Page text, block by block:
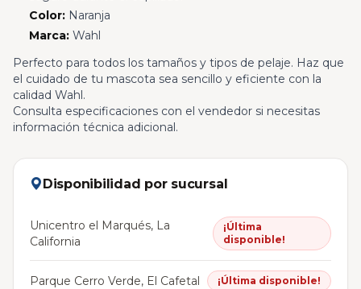
Color:Naranja
Marca:Wahl
Perfecto para todos los tamaños y tipos de pelaje. Haz que
el cuidado de tu mascota sea sencillo y eficiente con la
calidad Wahl.
Consulta especificaciones con el vendedor si necesitas
información técnica adicional.
Disponibilidad por sucursal
Unicentro el Marqués, La
California
¡Última
disponible!
Parque Cerro Verde, El Cafetal ¡Última disponible!